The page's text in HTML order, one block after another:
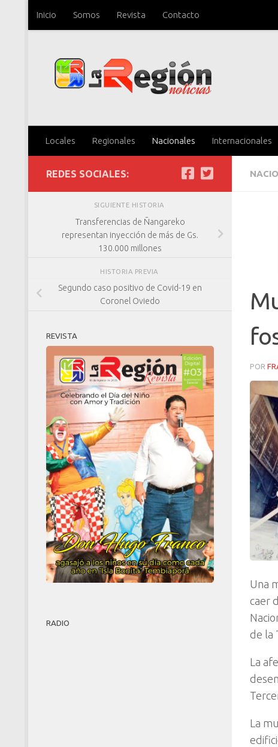
Saltar al contenido
Inicio Somos Revista Contacto
Locales Regionales Nacionales Internacionales
POR
Una
caer
de la
La
La
REDES SOCIALES:
SIGUIENTE HISTORIA
Transferencias de Ñangareko
representan inyección de más de Gs.
130.000 millones
HISTORIA PREVIA
Segundo caso positivo de Covid-19 en
Coronel Oviedo
REVISTA
RADIO